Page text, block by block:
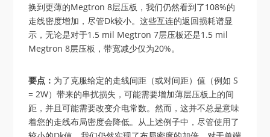
换到更薄的Megtron 8层压板，我们仍然看到了108%的
走线密度增加，尽管Dk较小。这些互连的返回损耗谱显
示，无论是对于1.5 mil Megtron 7层压板还是1.5 mil
Megtron 8层压板，带宽减少仅为20%。
要点： 为了克服给定的走线间距（或对间距）值（例如 S
= 2W）带来的串扰损失，可能需要增加薄层压板上的间
距，并且可能需要改变介电常数。然而，这并不总是意味
着您的走线布局密度会降低。从上述例子中，尽管使用了